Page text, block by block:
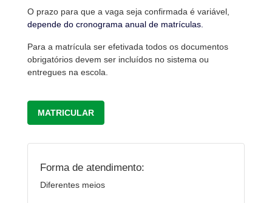
O prazo para que a vaga seja confirmada é variável,
depende do cronograma anual de matrículas.
Para a matrícula ser efetivada todos os documentos
obrigatórios devem ser incluídos no sistema ou
entregues na escola.
MATRICULAR
Forma de atendimento:
Diferentes meios